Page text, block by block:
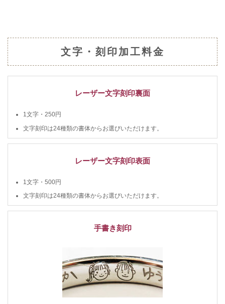
文字・刻印加工料金
レーザー文字刻印裏面
1文字・250円
文字刻印は24種類の書体からお選びいただけます。
レーザー文字刻印表面
1文字・500円
文字刻印は24種類の書体からお選びいただけます。
手書き刻印